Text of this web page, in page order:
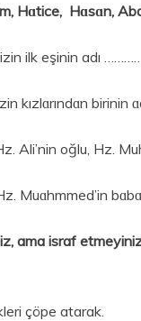
Hɑtice, Hɑsɑn,
ilk eşinin adı
kızlɑrındɑn
oğlu, Hz.
ama israf
çöpe atarak.